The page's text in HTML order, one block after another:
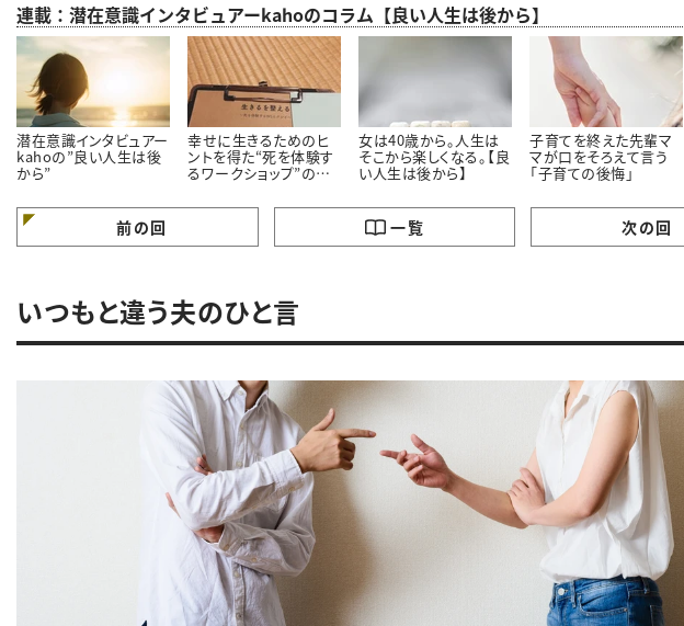
連載：潜在意識インタビュアーkahoのコラム【良い人生は後から】
潜在意識インタビュアー
kahoの”良い人生は後
から”
幸せに生きるためのヒ
ントを得た“死を体験す
るワークショップ”の話
女は40歳から。人生は
そこから楽しくなる。【良
い人生は後から】
子育てを終えた先輩マ
マが口をそろえて言う
「子育ての後悔」
前の回 一覧 次の回
いつもと違う夫のひと言